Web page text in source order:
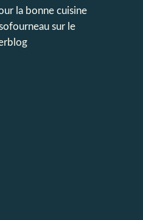
la bonne cuisine
sur le